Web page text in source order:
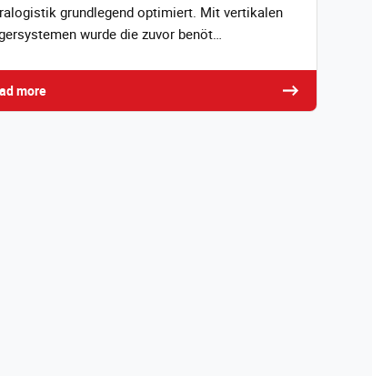
grundlegend optimiert. Mit vertikalen
wurde die zuvor benöt…
more